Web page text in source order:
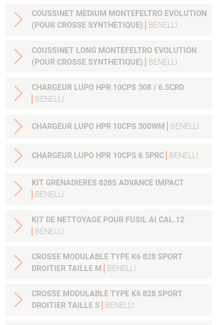
COUSSINET MEDIUM MONTEFELTRO EVOLUTION
(POUR CROSSE SYNTHETIQUE)
BENELLI
COUSSINET LONG MONTEFELTRO EVOLUTION
(POUR CROSSE SYNTHETIQUE)
BENELLI
CHARGEUR LUPO HPR 10CPS 308 / 6.5CRD
BENELLI
CHARGEUR LUPO HPR 10CPS 300WM BENELLI
CHARGEUR LUPO HPR 10CPS 6.5PRC BENELLI
KIT GRENADIERES 828S ADVANCE IMPACT
BENELLI
KIT DE NETTOYAGE POUR FUSIL AI CAL.12
BENELLI
CROSSE MODULABLE TYPE K6 828 SPORT
DROITIER TAILLE M
BENELLI
CROSSE MODULABLE TYPE K6 828 SPORT
DROITIER TAILLE S
BENELLI